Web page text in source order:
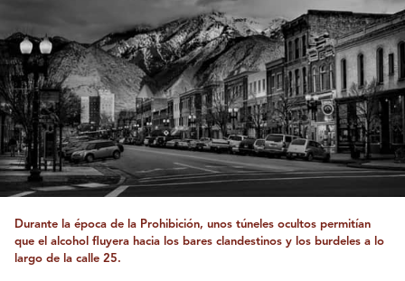
Durante la época de la Prohibición, unos túneles ocultos permitían
que el alcohol fluyera hacia los bares clandestinos y los burdeles a lo
largo de la calle 25.